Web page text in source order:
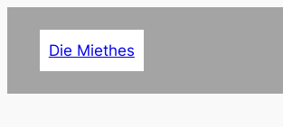
Die Miethes